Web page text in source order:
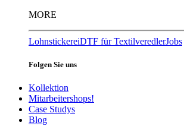
MORE
LohnstickereiDTF für TextilveredlerJobs
Folgen Sie uns
Kollektion
Mitarbeitershops!
Case Studys
Blog